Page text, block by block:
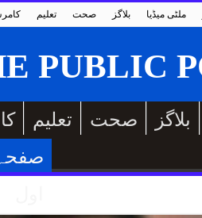
تعلیم صحت بلاگز ملٹی میڈیا
تعلیم صحت بلاگز
صفحہ